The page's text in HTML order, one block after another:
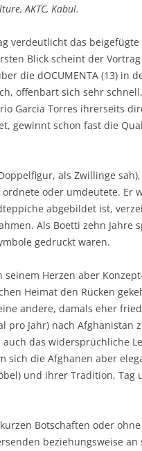
AKTC, Kabul.
verdeutlicht das beigefügte
Blick scheint der
die dOCUMENTA (13) in
offenbart sich sehr
Garcia Torres ihrerseits
gewinnt schon fast die
als Zwillinge
oder umdeutete. Er
abgebildet ist,
Als Boetti zehn Jahre
gedruckt waren.
Herzen aber
Heimat den Rücken
andere, damals eher
pro Jahr) nach Afghanistan
das widersprüchliche
sich die Afghanen aber
und ihrer Tradition, Tag
Botschaften oder
beziehungsweise an